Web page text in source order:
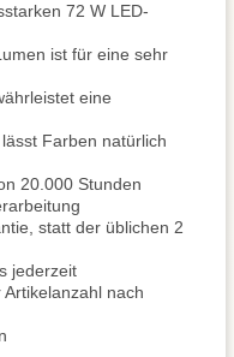
72 W LED-
ist für eine sehr
eine
Farben natürlich
20.000 Stunden
statt der üblichen 2
jederzeit
nach